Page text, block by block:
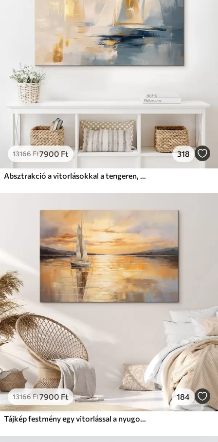
13166Ft7900 Ft 318
Absztrakció a vitorlásokkal a tengeren, akril stílusban, naplemente
13166Ft7900 Ft 184
Tájkép festmény egy vitorlással a nyugodt tengeren, narancssárga és sárga égbolt, távoli hegyek